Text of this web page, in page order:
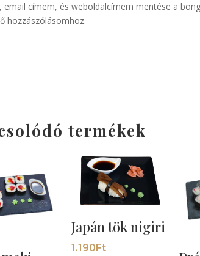
email címem, és weboldalcímem mentése a
hozzászólásomhoz.
termékek
Japán tök nigiri
1.190 Ft